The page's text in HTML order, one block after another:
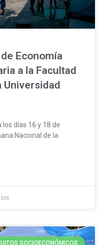
Economía
a la Facultad
Universidad
los días 16 y 18 de
Nacional de la
SOCIOECONÓMICOS